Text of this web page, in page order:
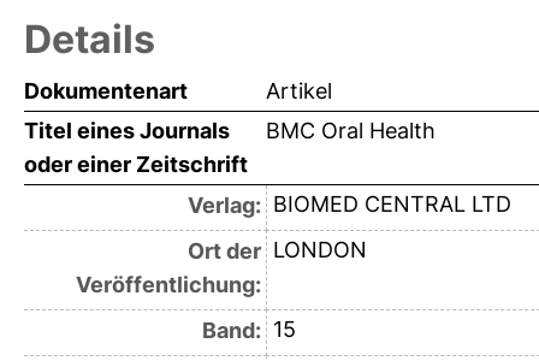
Details
Dokumentenart
Artikel
Titel eines Journals
oder einer Zeitschrift
BMC Oral Health
Verlag: BIOMED CENTRAL LTD
Ort der
Veröffentlichung:
LONDON
Band: 15